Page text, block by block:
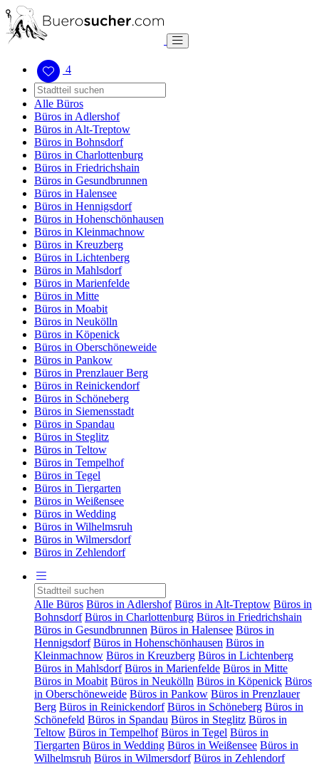
4
Alle Büros
Büros in Adlershof
Büros in Alt-Treptow
Büros in Bohnsdorf
Büros in Charlottenburg
Büros in Friedrichshain
Büros in Gesundbrunnen
Büros in Halensee
Büros in Hennigsdorf
Büros in Hohenschönhausen
Büros in Kleinmachnow
Büros in Kreuzberg
Büros in Lichtenberg
Büros in Mahlsdorf
Büros in Marienfelde
Büros in Mitte
Büros in Moabit
Büros in Neukölln
Büros in Köpenick
Büros in Oberschöneweide
Büros in Pankow
Büros in Prenzlauer Berg
Büros in Reinickendorf
Büros in Schöneberg
Büros in Siemensstadt
Büros in Spandau
Büros in Steglitz
Büros in Teltow
Büros in Tempelhof
Büros in Tegel
Büros in Tiergarten
Büros in Weißensee
Büros in Wedding
Büros in Wilhelmsruh
Büros in Wilmersdorf
Büros in Zehlendorf
Alle Büros Büros in Adlershof Büros in Alt-Treptow Büros in
Bohnsdorf Büros in Charlottenburg Büros in Friedrichshain
Büros in Gesundbrunnen Büros in Halensee Büros in
Hennigsdorf Büros in Hohenschönhausen Büros in
Kleinmachnow Büros in Kreuzberg Büros in Lichtenberg
Büros in Mahlsdorf Büros in Marienfelde Büros in Mitte
Büros in Moabit Büros in Neukölln Büros in Köpenick Büros
in Oberschöneweide Büros in Pankow Büros in Prenzlauer
Berg Büros in Reinickendorf Büros in Schöneberg Büros in
Schönefeld Büros in Spandau Büros in Steglitz Büros in
Teltow Büros in Tempelhof Büros in Tegel Büros in
Tiergarten Büros in Wedding Büros in Weißensee Büros in
Wilhelmsruh Büros in Wilmersdorf Büros in Zehlendorf